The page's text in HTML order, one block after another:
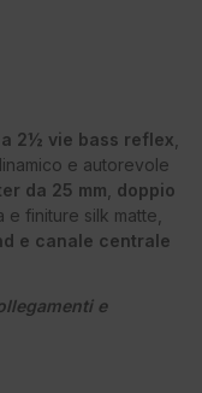
2½ vie bass reflex
e autorevole
da 25 mm doppio
e finiture silk matte,
e canale centrale
e